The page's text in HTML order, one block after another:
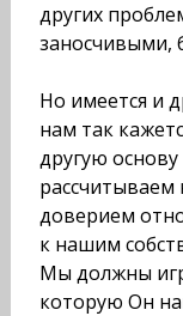
других
заносчивыми,
Но имеется и
нам так
другую
доверием
к нашим
Мы должны
которую Он